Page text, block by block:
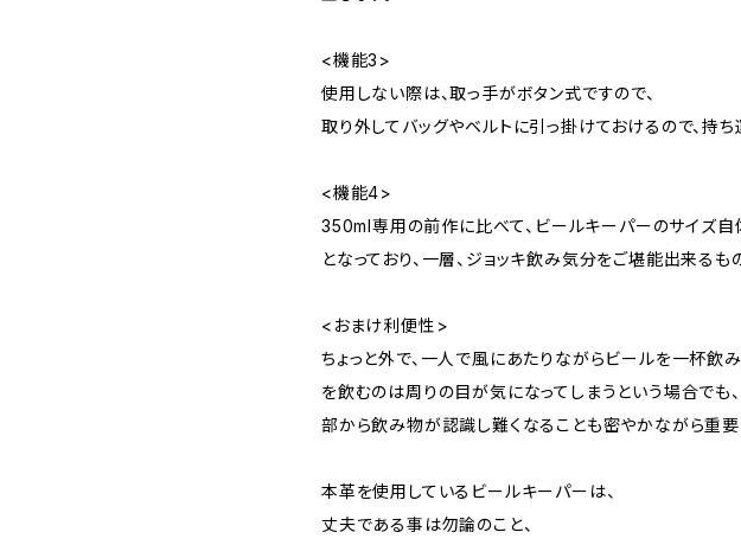
<機能3>
使用しない際は、取っ手がボタン式ですので、
取り外してバッグやベルトに引っ掛けておけるので、持ち
<機能4>
350ml専用の前作に比べて、ビールキーパーのサイズ自
となっており、一層、ジョッキ飲み気分をご堪能出来るも
<おまけ利便性>
ちょっと外で、一人で風にあたりながらビールを一杯飲
を飲むのは周りの目が気になってしまうという場合で
部から飲み物が認識し難くなることも密やかながら重要
本革を使用しているビールキーパーは、
丈夫である事は勿論のこと、